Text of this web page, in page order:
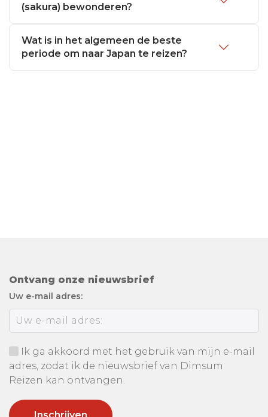
(sakura) bewonderen?
Wat is in het algemeen de beste
periode om naar Japan te reizen?
Ontvang onze nieuwsbrief
Uw e-mail adres:
Ik ga akkoord met het gebruik van mijn e-mail
adres, zodat ik de nieuwsbrief van Dimsum
Reizen kan ontvangen.